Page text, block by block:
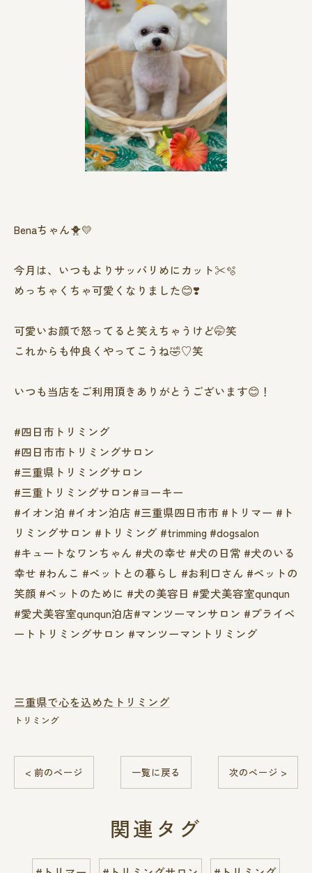
Benaちゃん🐥💛
今月は、いつもよりサッパリめにカット✂️🫧
めっちゃくちゃ可愛くなりました😊❣️
可愛いお顔で怒ってると笑えちゃうけど🤭笑
これからも仲良くやってこうね🤣♡笑
いつも当店をご利用頂きありがとうございます😊！
#四日市トリミング
#四日市市トリミングサロン
#三重県トリミングサロン
#三重トリミングサロン#ヨーキー
#イオン泊 #イオン泊店 #三重県四日市市 #トリマー #ト
リミングサロン #トリミング #trimming #dogsalon
#キュートなワンちゃん #犬の幸せ #犬の日常 #犬のいる
幸せ #わんこ #ペットとの暮らし #お利口さん #ペットの
笑顔 #ペットのために #犬の美容日 #愛犬美容室qunqun
#愛犬美容室qunqun泊店#マンツーマンサロン #プライベ
ートトリミングサロン #マンツーマントリミング
三重県で心を込めたトリミング
トリミング
< 前のページ 一覧に戻る 次のページ >
関連タグ